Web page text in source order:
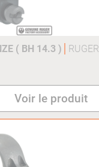
( BH 14.3 ) RUGER
Voir le produit